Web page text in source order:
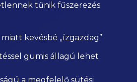
tűnik fűszerezés
kevésbé „ízgazdag”
gumis állagú lehet
a megfelelő sütési